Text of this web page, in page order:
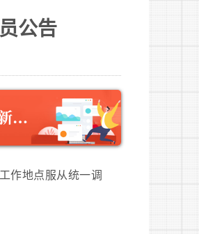
公告
作地点服从统一调